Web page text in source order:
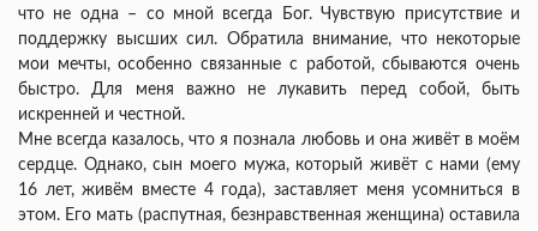
что не одна – со мной всегда Бог. Чувствую присутствие и
поддержку высших сил. Обратила внимание, что некоторые
мои мечты, особенно связанные с работой, сбываются очень
быстро. Для меня важно не лукавить перед собой, быть
искренней и честной.
Мне всегда казалось, что я познала любовь и она живёт в моём
сердце. Однако, сын моего мужа, который живёт с нами (ему
16 лет, живём вместе 4 года), заставляет меня усомниться в
этом. Его мать (распутная, безнравственная женщина) оставила